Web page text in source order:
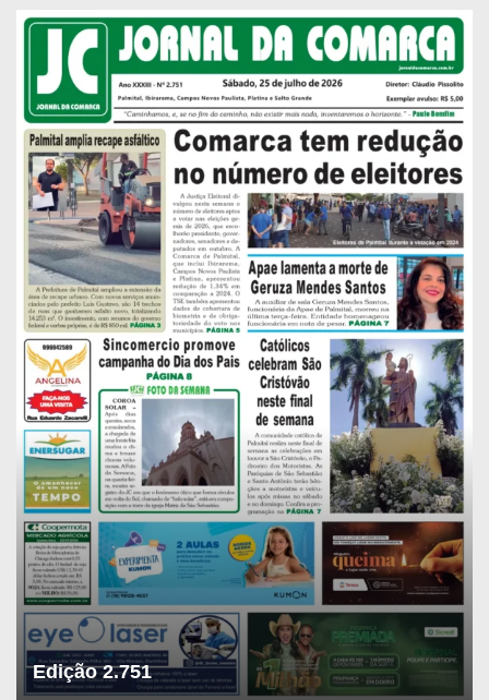
Edição 2.751